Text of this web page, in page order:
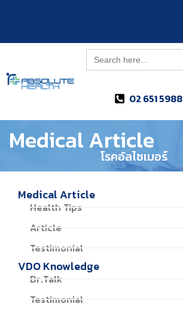
Search
for:
02 651 5988
Medical Article
โรคอัลไซเมอร์
Medical Article
Health Tips
Article
Testimonial
VDO Knowledge
Dr.Talk
Testimonial